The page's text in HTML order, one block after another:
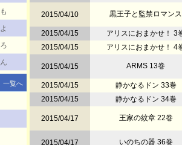
も
よ
ろ
ん
一覧へ
2015/04/10 黒王子と監禁ロマンス
2015/04/15
アリスにおまかせ！ 3
2015/04/15
アリスにおまかせ！ 4
2015/04/15 ARMS 13巻
2015/04/15
静かなるドン 33巻
2015/04/15
静かなるドン 34巻
2015/04/17 王家の紋章 22巻
2015/04/17 いのちの器 36巻